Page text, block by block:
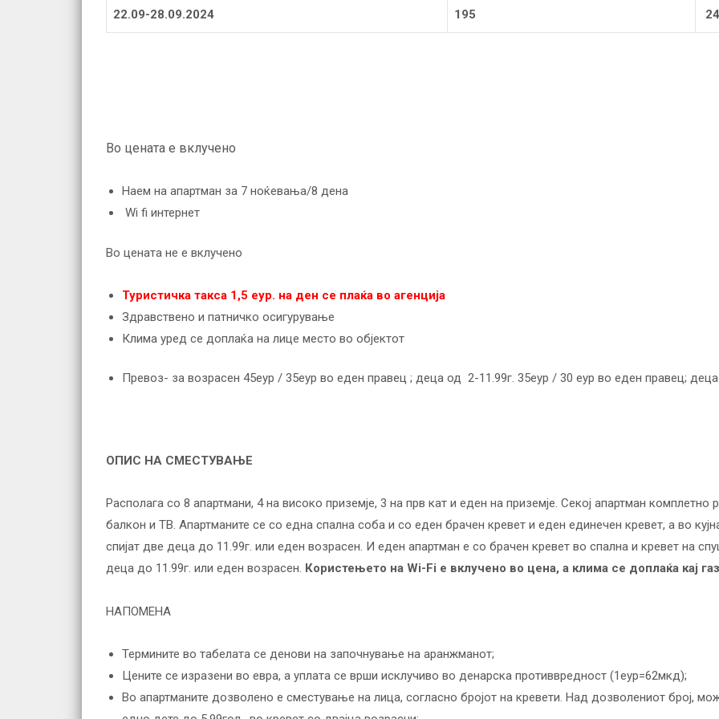
22.09-28.09.2024 195
Во цената е вклучено
Наем на апартман за 7 ноќевања/8 дена
Wi fi интернет
Во цената не е вклучено
Туристичка такса 1,5 еур. на ден се плаќа во агенција
Здравствено и патничко осигурување
Клима уред се доплаќа на лице место во објектот
Превоз- за возрасен 45еур / 35еур во еден правец ; деца од 2-11.99г. 35eур / 30 еур во еден правец;
ОПИС НА СМЕСТУВАЊЕ
Располага со 8 апартмани, 4 на високо приземје, 3 на прв кат и еден на приземје. Секој апартман
балкон и ТВ. Апартманите се со една спална соба и со еден брачен кревет и еден единечен кревет, а во
спијат две деца до 11.99г. или еден возрасен. И еден апартман е со брачен кревет во спална и кревет на
деца до 11.99г. или еден возрасен. Користењето на Wi-Fi е вклучено во цена, а клима се доплаќа кај
НАПОМЕНА
Термините во табелата се денови на започнување на аранжманот;
Цените се изразени во евра, а уплата се врши исклучиво во денарска противвредност (1еур=62мкд);
Во апартманите дозволено е сместување на лица, согласно бројот на кревети. Над дозволениот број,